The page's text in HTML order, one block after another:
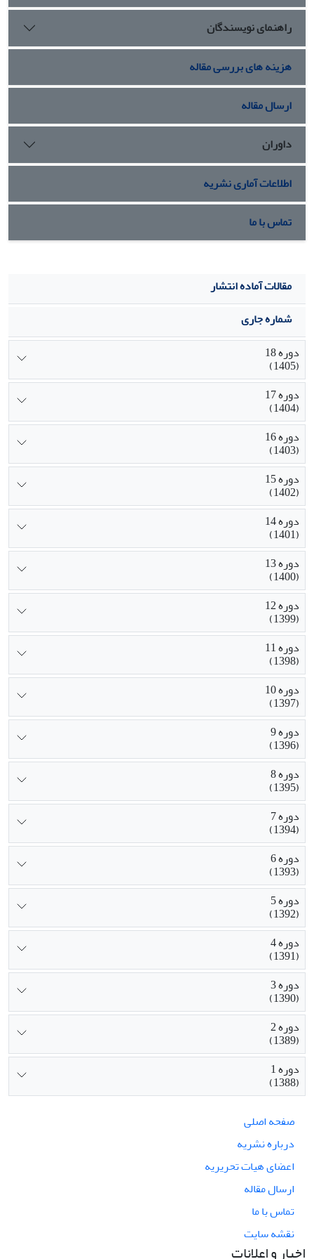
راهنمای نویسندگان
هزینه های بررسی مقاله
ارسال مقاله
داوران
اطلاعات آماری نشریه
تماس با ما
مقالات آماده انتشار
شماره جاری
دوره 18
(1405)
دوره 17
(1404)
دوره 16
(1403)
دوره 15
(1402)
دوره 14
(1401)
دوره 13
(1400)
دوره 12
(1399)
دوره 11
(1398)
دوره 10
(1397)
دوره 9
(1396)
دوره 8
(1395)
دوره 7
(1394)
دوره 6
(1393)
دوره 5
(1392)
دوره 4
(1391)
دوره 3
(1390)
دوره 2
(1389)
دوره 1
(1388)
صفحه اصلی
درباره نشریه
اعضای هیات تحریریه
ارسال مقاله
تماس با ما
نقشه سایت
اخبار و اعلانات